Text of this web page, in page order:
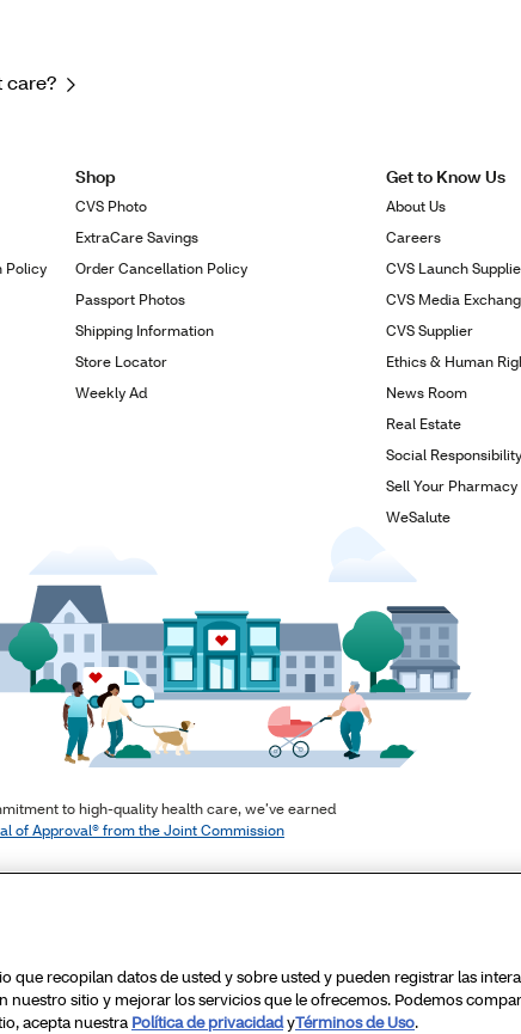
care?
que recopilan datos de usted y sobre usted y pueden registrar las
sitio y mejorar los servicios que le ofrecemos. Podemos
acepta nuestra Política de privacidadyTérminos de Uso.